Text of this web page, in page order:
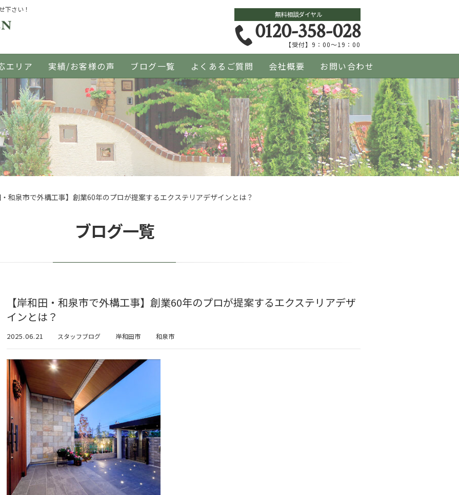
下さい！
無料相談ダイヤル
0120-358-028
【受付】9：00～19：00
エリア 実績/お客様の声 ブログ一覧 よくあるご質問 会社概要 お問い合わせ
・和泉市で外構工事】創業60年のプロが提案するエクステリアデザインとは？
ブログ一覧
【岸和田・和泉市で外構工事】創業60年のプロが提案するエクステリアデザ
インとは？
2025.06.21 スタッフブログ 岸和田市 和泉市